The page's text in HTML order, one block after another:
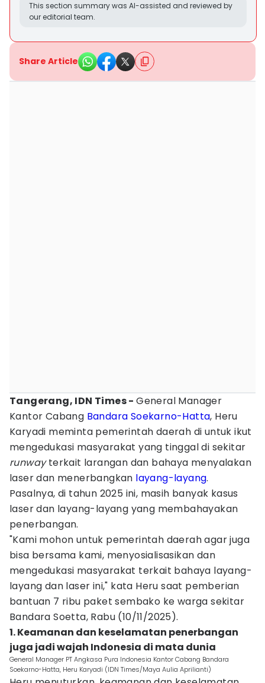
This section summary was AI-assisted and reviewed by
our editorial team.
Share Article
Tangerang, IDN Times -General Manager
Kantor Cabang Bandara Soekarno-Hatta, Heru
Karyadi meminta pemerintah daerah di untuk ikut
mengedukasi masyarakat yang tinggal di sekitar
runwayterkait larangan dan bahaya menyalakan
laser dan menerbangkan layang-layang.
Pasalnya, di tahun 2025 ini, masih banyak kasus
laser dan layang-layang yang membahayakan
penerbangan.
"Kami mohon untuk pemerintah daerah agar juga
bisa bersama kami, menyosialisasikan dan
mengedukasi masyarakat terkait bahaya layang-
layang dan laser ini," kata Heru saat pemberian
bantuan 7 ribu paket sembako ke warga sekitar
Bandara Soetta, Rabu (10/11/2025).
1. Keamanan dan keselamatan penerbangan
juga jadi wajah Indonesia di mata dunia
General Manager PT Angkasa Pura Indonesia Kantor Cabang Bandara
Soekarno-Hatta, Heru Karyadi (IDN Times/Maya Aulia Aprilianti)